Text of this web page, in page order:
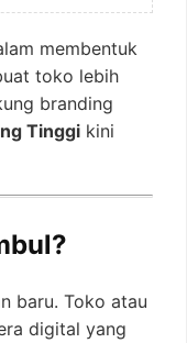
membentuk
toko lebih
branding
Tinggi kini
baru. Toko atau
digital yang